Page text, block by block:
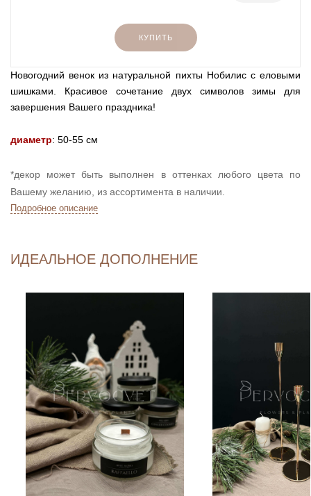
КУПИТЬ
Новогодний венок из натуральной пихты Нобилис с еловыми
шишками. Красивое сочетание двух символов зимы для
завершения Вашего праздника!
диаметр: 50-55 см
*декор может быть выполнен в оттенках любого цвета по
Вашему желанию, из ассортимента в наличии.
Подробное описание
ИДЕАЛЬНОЕ ДОПОЛНЕНИЕ